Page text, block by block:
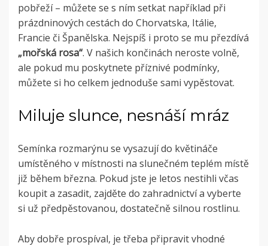
pobřeží – můžete se s ním setkat například při
prázdninových cestách do Chorvatska, Itálie,
Francie či Španělska. Nejspíš i proto se mu přezdívá
„mořská rosa“. V našich končinách neroste volně,
ale pokud mu poskytnete příznivé podmínky,
můžete si ho celkem jednoduše sami vypěstovat.
Miluje slunce, nesnáší mráz
Semínka rozmarýnu se vysazují do květináče
umístěného v místnosti na slunečném teplém místě
již během března. Pokud jste je letos nestihli včas
koupit a zasadit, zajděte do zahradnictví a vyberte
si už předpěstovanou, dostatečně silnou rostlinu.
Aby dobře prospíval, je třeba připravit vhodné